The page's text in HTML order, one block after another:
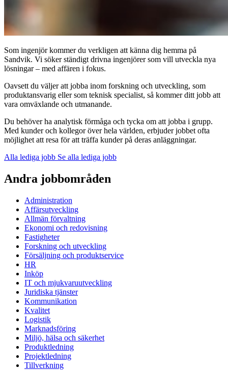
Som ingenjör kommer du verkligen att känna dig hemma på
Sandvik. Vi söker ständigt drivna ingenjörer som vill utveckla nya
lösningar – med affären i fokus.
Oavsett du väljer att jobba inom forskning och utveckling, som
produktansvarig eller som teknisk specialist, så kommer ditt jobb att
vara omväxlande och utmanande.
Du behöver ha analytisk förmåga och tycka om att jobba i grupp.
Med kunder och kollegor över hela världen, erbjuder jobbet ofta
möjlighet att resa för att träffa kunder på deras anläggningar.
Alla lediga jobb Se alla lediga jobb
Andra jobbområden
Administration
Affärsutveckling
Allmän förvaltning
Ekonomi och redovisning
Fastigheter
Forskning och utveckling
Försäljning och produktservice
HR
Inköp
IT och mjukvaruutveckling
Juridiska tjänster
Kommunikation
Kvalitet
Logistik
Marknadsföring
Miljö, hälsa och säkerhet
Produktledning
Projektledning
Tillverkning